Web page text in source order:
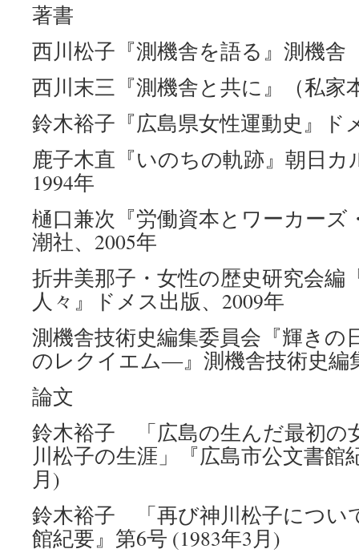
著書
西川松子『測機舎を語る』測機舎
西川末三『測機舎と共に』（私家
鈴木裕子『広島県女性運動史』ド
鹿子木直『いのちの軌跡』朝日
1994年
樋口兼次『労働資本とワーカーズ
潮社、2005年
折井美那子・女性の歴史研究会編
人々』ドメス出版、2009年
測機舎技術史編集委員会『輝き
のレクイエム―』測機舎技術史編
論文
鈴木裕子 「広島の生んだ最初の
川松子の生涯」『広島市公文書館
月)
鈴木裕子 「再び神川松子につい
館紀要』第6号 (1983年3月)